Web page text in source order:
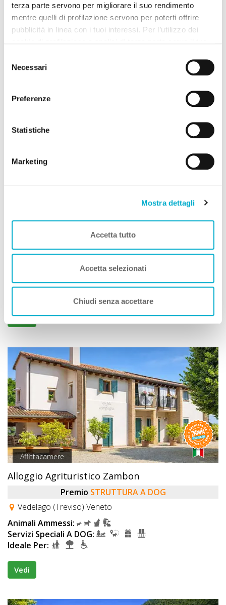
terza parte servono per migliorare il suo rendimento
mentre quelli di profilazione servono per poterti offrire
pubblicità in linea con i tuoi interessi. Per l’utilizzo dei
senza accettare” verranno installati solo i cookie tecnici.
Cliccando il pulsante “Accetta tutto” acconsenti all’utilizzo
di tutti i cookie. Cliccando il pulsante “mostra dettagli”
troverai le varie categorie di cookie e potrai accettare o
tue scelte. Puoi modificare le tue scelte in ogni momento.
delNecessari
Preferenze
Statistiche
Marketing
Mostra dettagli
Accetta tutto
Accetta selezionati
Chiudi senza accettare
Animali Ammessi:
Servizi Speciali A DOG:
Dista 2266 mdalla Spiaggia
ECCELLENZA A DOG
Servizi Speciali A DOG:
Ideale Per:
dalla Spiaggia
Vedi
Affittacamere
Alloggio Agrituristico Zambon
Premio STRUTTURA A DOG
Vedelago (Treviso) Veneto
Animali Ammessi:
Servizi Speciali A DOG:
Ideale Per:
Vedi